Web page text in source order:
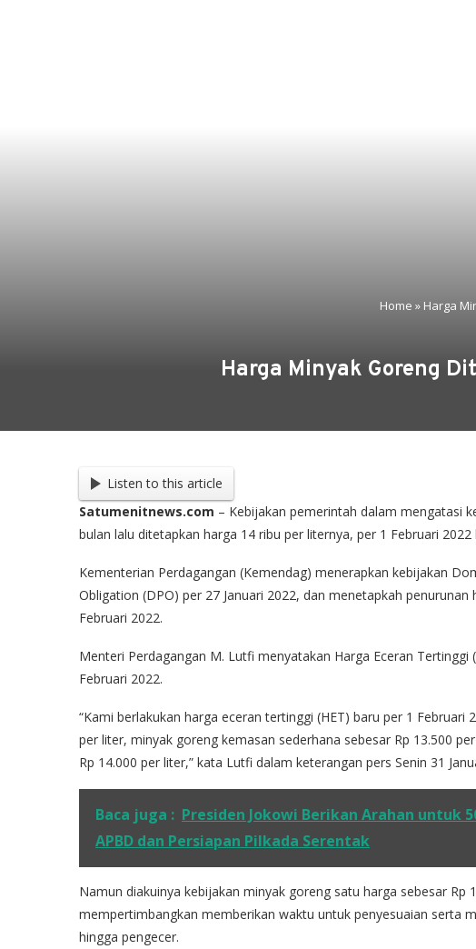
Home » Harga
Harga Minyak Goreng
Listen to this article
Satumenitnews.com – Kebijakan pemerintah dalam mengatasi
bulan lalu ditetapkan harga 14 ribu per liternya, per 1 Februari
Kementerian Perdagangan (Kemendag) menerapkan kebijakan
Obligation (DPO) per 27 Januari 2022, dan menetapkah
Februari 2022.
Menteri Perdagangan M. Lutfi menyatakan Harga Eceran Tertinggi
Februari 2022.
“Kami berlakukan harga eceran tertinggi (HET) baru per 1
per liter, minyak goreng kemasan sederhana sebesar Rp 13.500
Rp 14.000 per liter,” kata Lutfi dalam keterangan pers Senin 31
Baca juga : Presiden Jokowi Berikan Arahan untuk
APBD dan Persiapan Pilkada Serentak
Namun diakuinya kebijakan minyak goreng satu harga sebesar Rp
mempertimbangkan memberikan waktu untuk penyesuaian serta
hingga pengecer.